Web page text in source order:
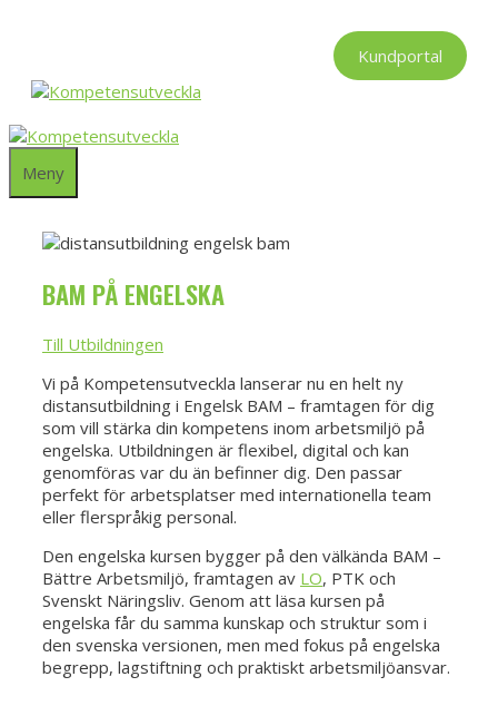
Kundportal
Meny
BAM PÅ ENGELSKA
Till Utbildningen
Vi på Kompetensutveckla lanserar nu en helt ny
distansutbildning i Engelsk BAM – framtagen för dig
som vill stärka din kompetens inom arbetsmiljö på
engelska. Utbildningen är flexibel, digital och kan
genomföras var du än befinner dig. Den passar
perfekt för arbetsplatser med internationella team
eller flerspråkig personal.
Den engelska kursen bygger på den välkända BAM –
Bättre Arbetsmiljö, framtagen av LO, PTK och
Svenskt Näringsliv. Genom att läsa kursen på
engelska får du samma kunskap och struktur som i
den svenska versionen, men med fokus på engelska
begrepp, lagstiftning och praktiskt arbetsmiljöansvar.